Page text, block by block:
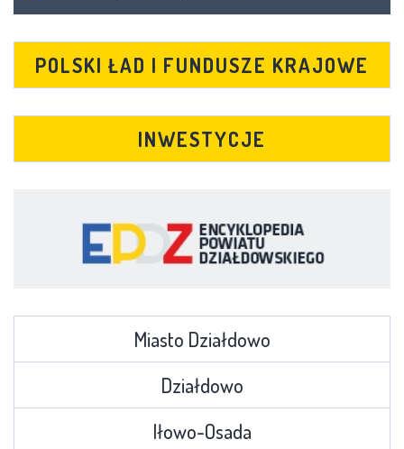
POLSKI ŁAD I FUNDUSZE KRAJOWE
INWESTYCJE
Miasto Działdowo
Działdowo
Iłowo-Osada